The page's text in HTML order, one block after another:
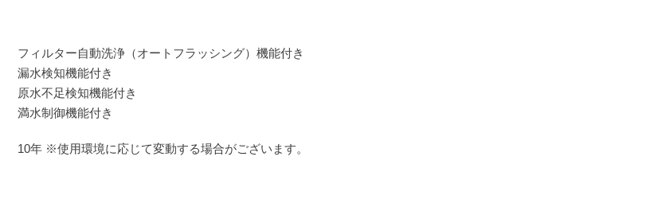
フィルター自動洗浄（オートフラッシング）機能付き
漏水検知機能付き
原水不足検知機能付き
満水制御機能付き
10年 ※使用環境に応じて変動する場合がございます。